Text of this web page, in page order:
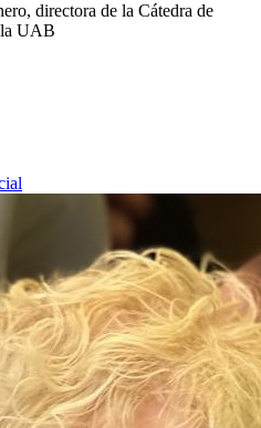
directora de la Cátedra de
UAB